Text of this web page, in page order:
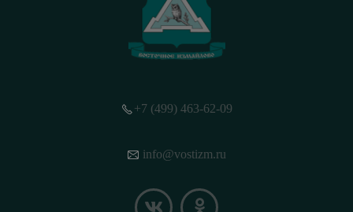
+7 (499) 463-62-09
info@vostizm.ru